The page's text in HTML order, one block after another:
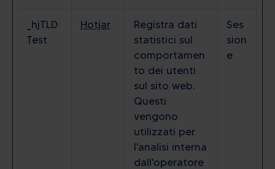
_hjTLD
Test
Hotjar
Registra dati
statistici sul
comportamen
to dei utenti
sul sito web.
Questi
vengono
utilizzati per
l'analisi interna
dall'operatore
Ses
sion
e